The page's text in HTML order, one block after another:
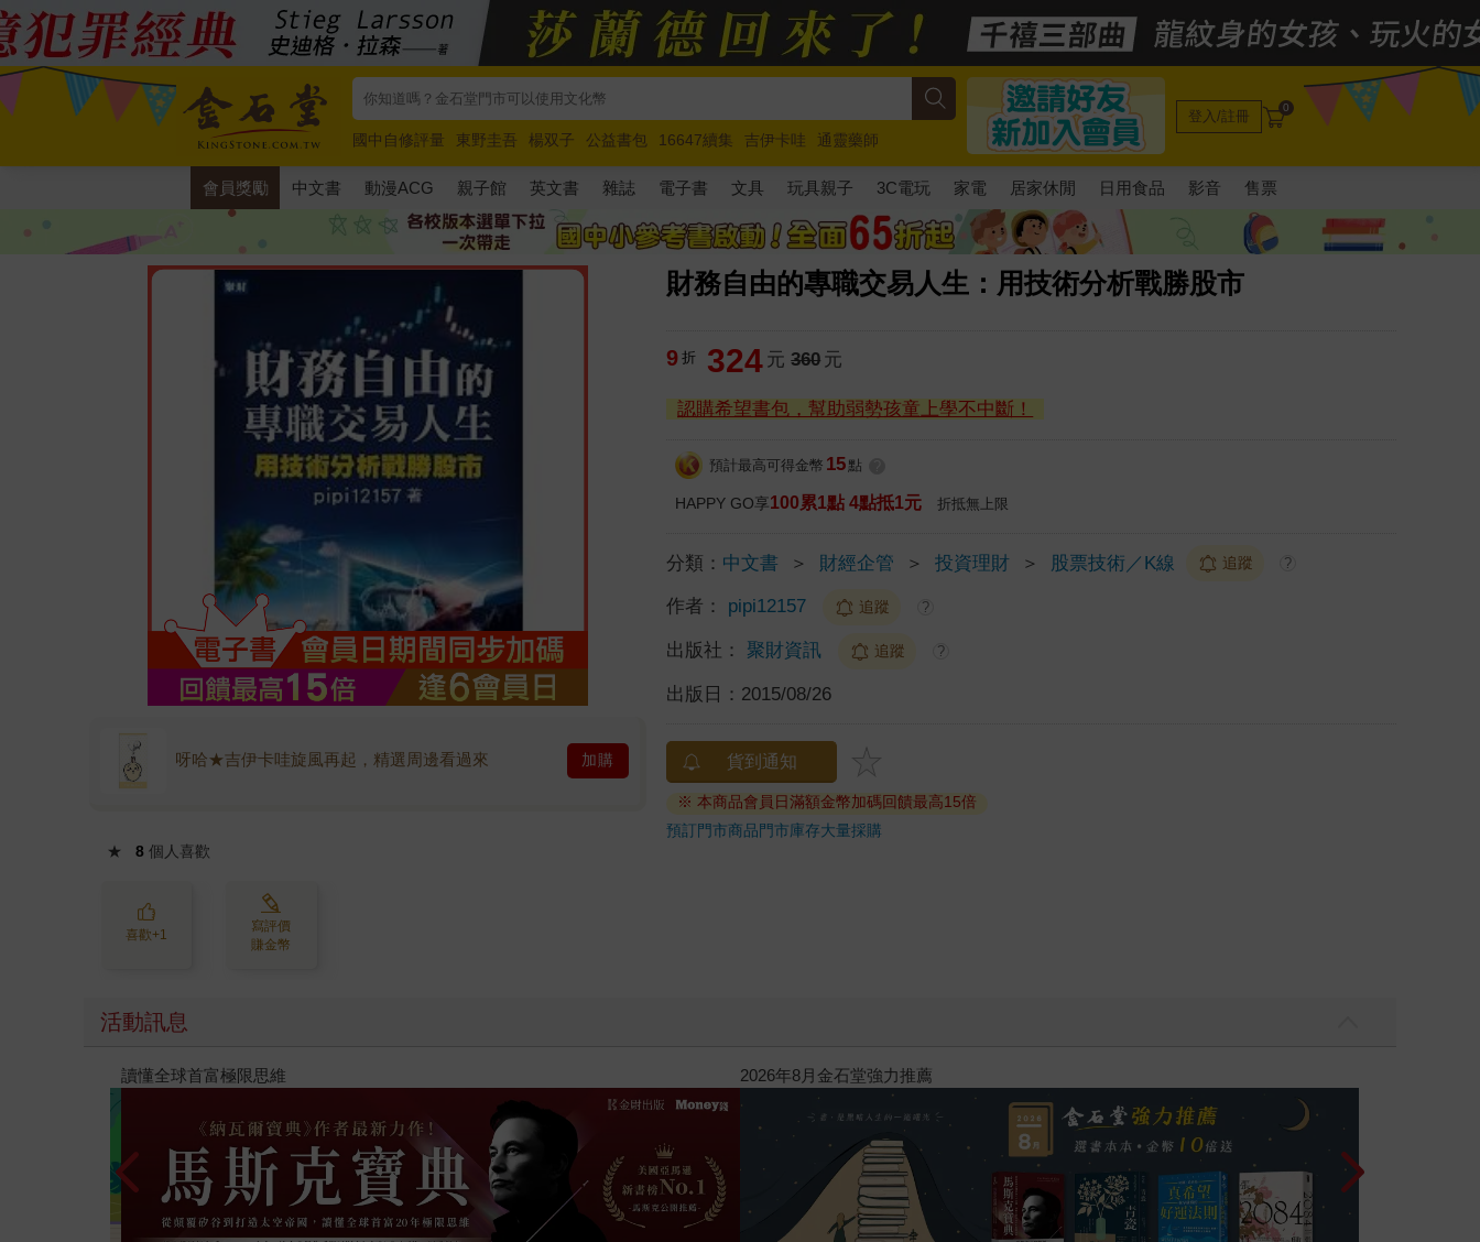
國中自修評量 東野圭吾 楊双子 公益書包 16647續集 吉伊卡哇
通靈藥師
唯紅花綻放
奧德賽 路邊攤新作 馬斯克 玩具總動員5 超慢跑
登入/註冊 0
會員獎勵 中文書 動漫ACG 親子館 英文書 雜誌 電子書 文具 玩具親子 3C電玩 家電 居家休閒 日用食品 影音 售票
財務自由的專職交易人生：用技術分析戰勝股市
呀哈★吉伊卡哇旋風再起，精選周邊看過來 加購
★ 8 個人喜歡
喜歡+1
寫評價
賺金幣
9 折 324 元 360 元
認購希望書包，幫助弱勢孩童上學不中斷！
預計最高可得金幣 15 點
HAPPY GO享100累1點 4點抵1元 折抵無上限
分類： 中文書 ＞ 財經企管 ＞ 投資理財 ＞ 股票技術／K線 追蹤 ?
作者： pipi12157 追蹤 ?
出版社： 聚財資訊 追蹤 ?
出版日： 2015/08/26
貨到通知
※ 本商品會員日滿額金幣加碼回饋最高15倍
預訂門市商品門市庫存大量採購
活動訊息
【父親節禮物展】5折起，滿888送88點金幣 閱讀漫遊錄-2026上半年暢銷榜